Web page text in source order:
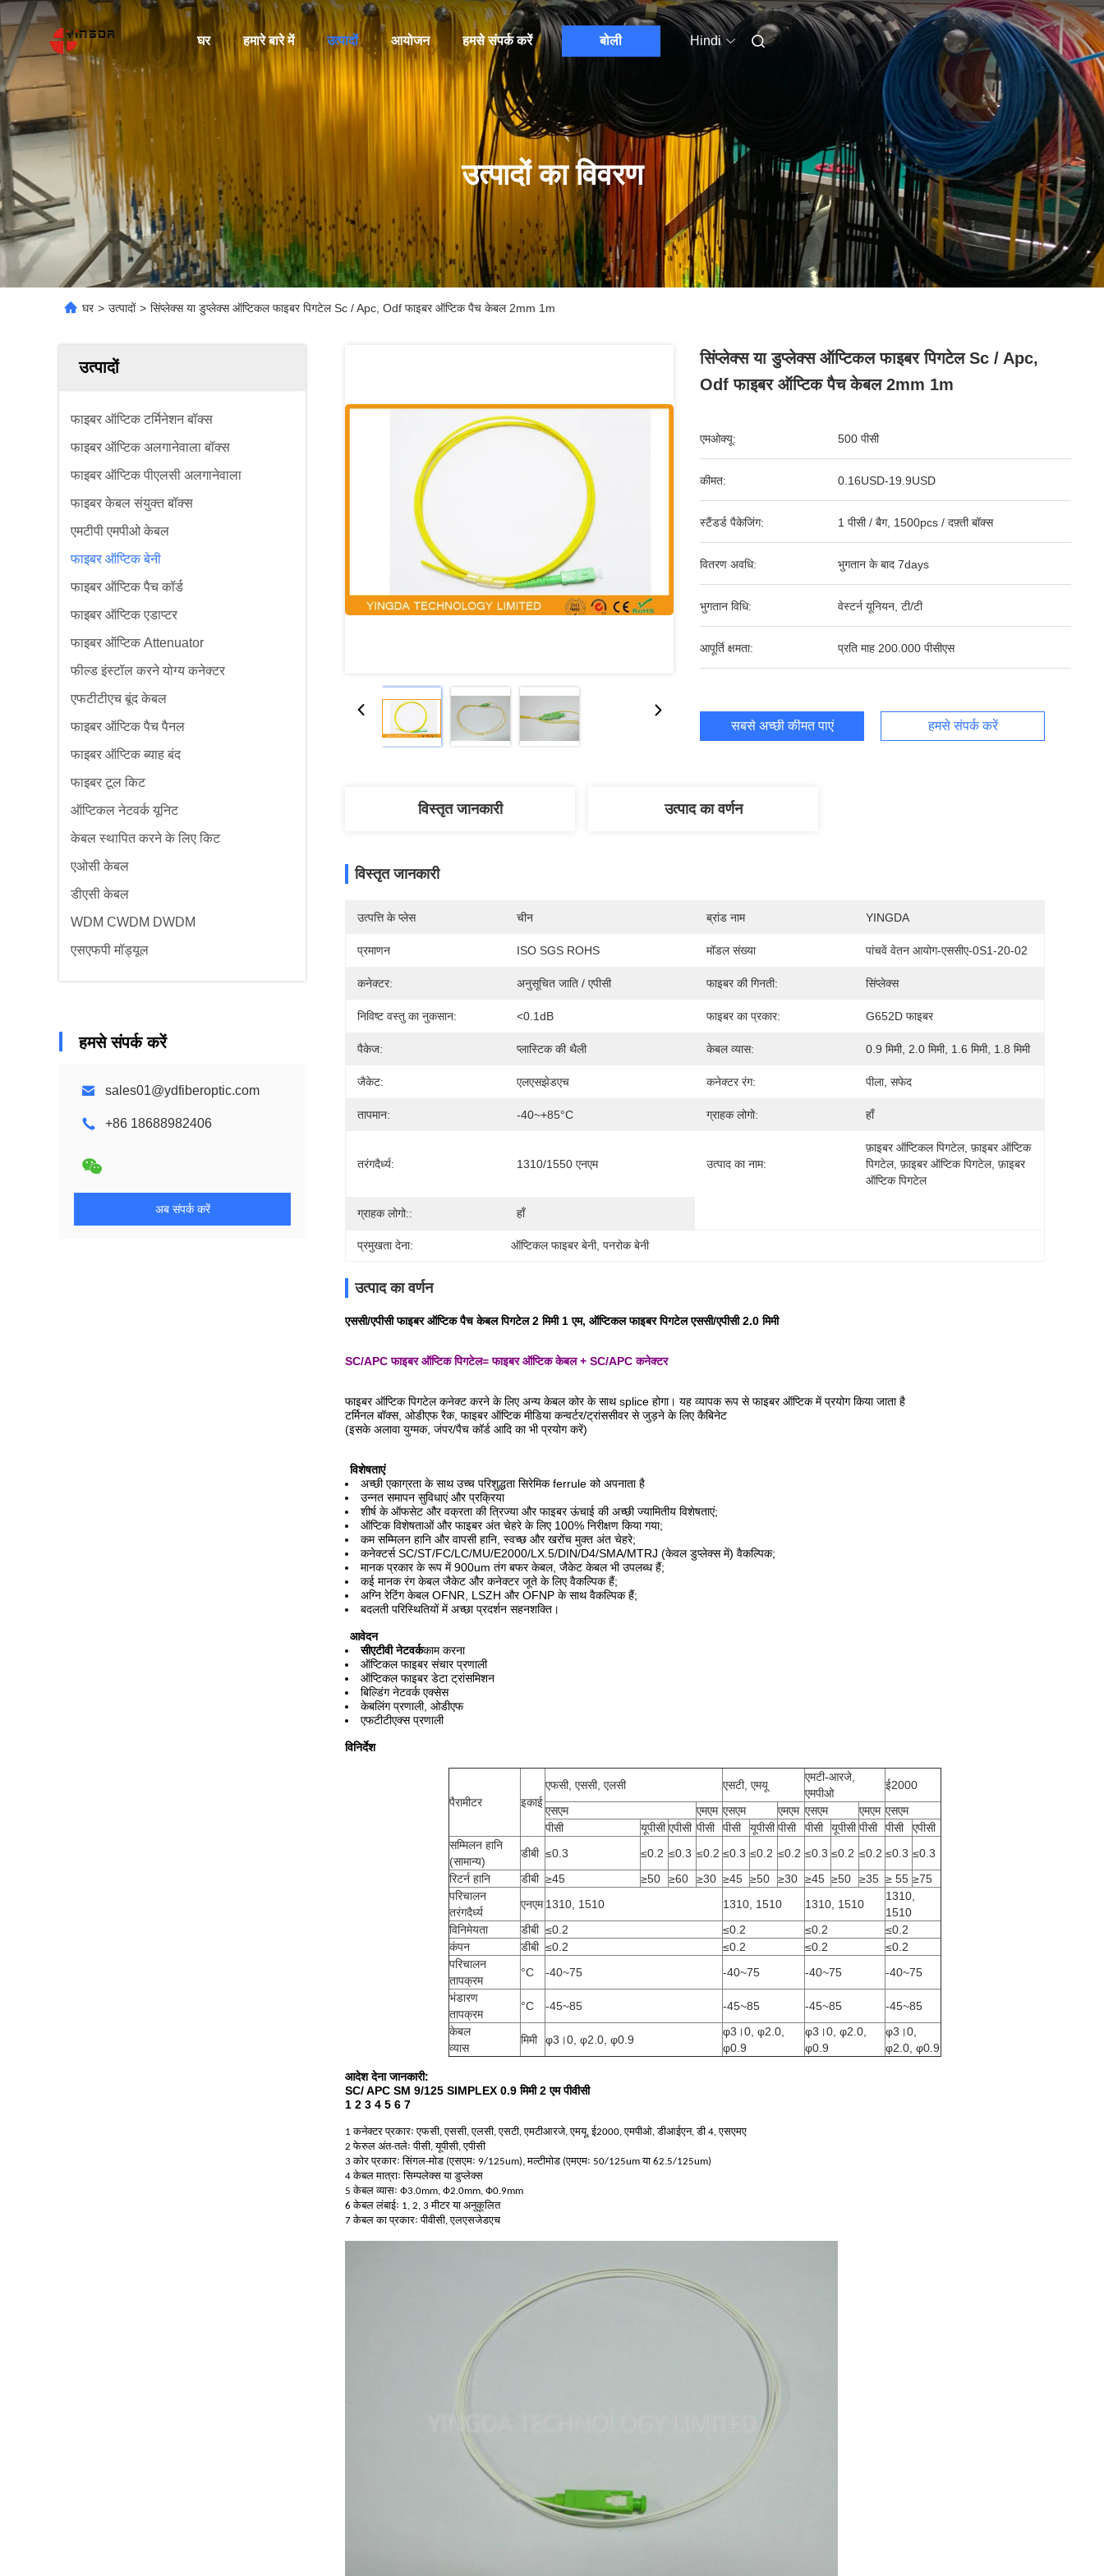
घर हमारे बारे में उत्पादों आयोजन हमसे संपर्क करें बोली Hindi
उत्पादों का विवरण
घर > उत्पादों > सिंप्लेक्स या डुप्लेक्स ऑप्टिकल फाइबर पिगटेल Sc / Apc, Odf फाइबर ऑप्टिक पैच केबल 2mm 1m
उत्पादों
फाइबर ऑप्टिक टर्मिनेशन बॉक्स
फाइबर ऑप्टिक अलगानेवाला बॉक्स
फाइबर ऑप्टिक पीएलसी अलगानेवाला
फाइबर केबल संयुक्त बॉक्स
एमटीपी एमपीओ केबल
फाइबर ऑप्टिक बेनी
फाइबर ऑप्टिक पैच कॉर्ड
फाइबर ऑप्टिक एडाप्टर
फाइबर ऑप्टिक Attenuator
फील्ड इंस्टॉल करने योग्य कनेक्टर
एफटीटीएच बूंद केबल
फाइबर ऑप्टिक पैच पैनल
फाइबर ऑप्टिक ब्याह बंद
फाइबर टूल किट
ऑप्टिकल नेटवर्क यूनिट
केबल स्थापित करने के लिए किट
एओसी केबल
डीएसी केबल
WDM CWDM DWDM
एसएफपी मॉड्यूल
हमसे संपर्क करें
sales01@ydfiberoptic.com
+86 18688982406
अब संपर्क करें
सिंप्लेक्स या डुप्लेक्स ऑप्टिकल फाइबर पिगटेल Sc / Apc,
Odf फाइबर ऑप्टिक पैच केबल 2mm 1m
एमओक्यू: 500 पीसी
कीमत: 0.16USD-19.9USD
स्टैंडर्ड पैकेजिंग: 1 पीसी / बैग, 1500pcs / दफ़्ती बॉक्स
वितरण अवधि: भुगतान के बाद 7days
भुगतान विधि: वेस्टर्न यूनियन, टी/टी
आपूर्ति क्षमता: प्रति माह 200.000 पीसीएस
सबसे अच्छी कीमत पाएं हमसे संपर्क करें
विस्तृत जानकारी उत्पाद का वर्णन
विस्तृत जानकारी
उत्पत्ति के प्लेस चीन ब्रांड नाम YINGDA
प्रमाणन ISO SGS ROHS मॉडल संख्या पांचवें वेतन आयोग-एससीए-0S1-20-02
कनेक्टर: अनुसूचित जाति / एपीसी फाइबर की गिनती: सिंप्लेक्स
निविष्ट वस्तु का नुकसान: <0.1dB फाइबर का प्रकार: G652D फाइबर
पैकेज: प्लास्टिक की थैली केबल व्यास: 0.9 मिमी, 2.0 मिमी, 1.6 मिमी, 1.8 मिमी
जैकेट: एलएसझेडएच कनेक्टर रंग: पीला, सफेद
तापमान: -40~+85°C ग्राहक लोगो: हाँ
तरंगदैर्ध्य: 1310/1550 एनएम उत्पाद का नाम:
फ़ाइबर ऑप्टिकल पिगटेल, फ़ाइबर ऑप्टिक
पिगटेल, फ़ाइबर ऑप्टिक पिगटेल, फ़ाइबर
ऑप्टिक पिगटेल
ग्राहक लोगो:: हाँ
प्रमुखता देना: ऑप्टिकल फाइबर बेनी, पनरोक बेनी
उत्पाद का वर्णन
एससी/एपीसी फाइबर ऑप्टिक पैच केबल पिगटेल 2 मिमी 1 एम, ऑप्टिकल फाइबर पिगटेल एससी/एपीसी 2.0 मिमी
SC/APC फाइबर ऑप्टिक पिगटेल= फाइबर ऑप्टिक केबल + SC/APC कनेक्टर
फाइबर ऑप्टिक पिगटेल कनेक्ट करने के लिए अन्य केबल कोर के साथ splice होगा। यह व्यापक रूप से फाइबर ऑप्टिक में प्रयोग किया जाता है
टर्मिनल बॉक्स, ओडीएफ रैक, फाइबर ऑप्टिक मीडिया कन्वर्टर/ट्रांससीवर से जुड़ने के लिए कैबिनेट
(इसके अलावा युग्मक, जंपर/पैच कॉर्ड आदि का भी प्रयोग करें)
विशेषताएं
अच्छी एकाग्रता के साथ उच्च परिशुद्धता सिरेमिक ferrule को अपनाता है
उन्नत समापन सुविधाएं और प्रक्रिया
शीर्ष के ऑफसेट और वक्रता की त्रिज्या और फाइबर ऊंचाई की अच्छी ज्यामितीय विशेषताएं;
ऑप्टिक विशेषताओं और फाइबर अंत चेहरे के लिए 100% निरीक्षण किया गया;
कम सम्मिलन हानि और वापसी हानि, स्वच्छ और खरोंच मुक्त अंत चेहरे;
कनेक्टर्स SC/ST/FC/LC/MU/E2000/LX.5/DIN/D4/SMA/MTRJ (केवल डुप्लेक्स में) वैकल्पिक;
मानक प्रकार के रूप में 900um तंग बफर केबल, जैकेट केबल भी उपलब्ध हैं;
कई मानक रंग केबल जैकेट और कनेक्टर जूते के लिए वैकल्पिक हैं;
अग्नि रेटिंग केबल OFNR, LSZH और OFNP के साथ वैकल्पिक हैं;
बदलती परिस्थितियों में अच्छा प्रदर्शन सहनशक्ति।
आवेदन
सीएटीवी नेटवर्ककाम करना
ऑप्टिकल फाइबर संचार प्रणाली
ऑप्टिकल फाइबर डेटा ट्रांसमिशन
बिल्डिंग नेटवर्क एक्सेस
केबलिंग प्रणाली, ओडीएफ
एफटीटीएक्स प्रणाली
विनिर्देश
पैरामीटर इकाई
एफसी, एससी, एलसी एसटी, एमयू
एमटी-आरजे,
एमपीओ
ई2000
एसएम
एमएम एसएम एमएम एसएम एमएम एसएम
पीसी
यूपीसी एपीसी पीसी पीसी यूपीसी पीसी पीसी यूपीसी पीसी पीसी
एपीसी
सम्मिलन हानि
(सामान्य)
डीबी ≤0.3 ≤0.2 ≤0.3 ≤0.2 ≤0.3 ≤0.2 ≤0.2 ≤0.3 ≤0.2 ≤0.2 ≤0.3 ≤0.3
रिटर्न हानि
डीबी ≥45 ≥50 ≥60 ≥30 ≥45 ≥50 ≥30 ≥45 ≥50 ≥35 ≥ 55 ≥75
परिचालन
तरंगदैर्ध्य
एनएम 1310, 1510 1310, 1510 1310, 1510
1310,
1510
विनिमेयता
डीबी ≤0.2 ≤0.2 ≤0.2
≤0.2
कंपन
डीबी ≤0.2 ≤0.2 ≤0.2
≤0.2
परिचालन
तापक्रम
°C -40~75 -40~75 -40~75
-40~75
भंडारण
तापक्रम
°C -45~85 -45~85 -45~85
-45~85
केबल
व्यास
मिमी φ3।0, φ2.0, φ0.9
φ3।0, φ2.0,
φ0.9
φ3।0, φ2.0,
φ0.9
φ3।0,
φ2.0, φ0.9
आदेश देना जानकारी:
SC/ APC SM 9/125 SIMPLEX 0.9 मिमी 2 एम पीवीसी
1 2 3 4 5 6 7
1 कनेक्टर प्रकारः एफसी, एससी, एलसी, एसटी, एमटीआरजे, एमयू, ई2000, एमपीओ, डीआईएन, डी 4, एसएमए
2 फेरुल अंत-तलेः पीसी, यूपीसी, एपीसी
3 कोर प्रकारः सिंगल-मोड (एसएमः 9/125um), मल्टीमोड (एमएमः 50/125um या 62.5/125um)
4 केबल मात्राः सिम्पलेक्स या डुप्लेक्स
5 केबल व्यासः Ф3.0mm, Ф2.0mm, Ф0.9mm
6 केबल लंबाईः 1, 2, 3 मीटर या अनुकूलित
7 केबल का प्रकारः पीवीसी, एलएसजेडएच